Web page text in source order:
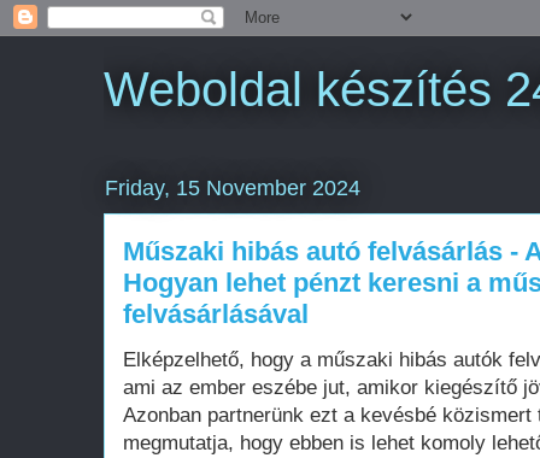
Weboldal készítés
Friday, 15 November 2024
Műszaki hibás autó felvásárlás -
Hogyan lehet pénzt keresni a
felvásárlásával
Elképzelhető, hogy a műszaki hibás autók
ami az ember eszébe jut, amikor kiegészítő
Azonban partnerünk ezt a kevésbé
megmutatja, hogy ebben is lehet komoly